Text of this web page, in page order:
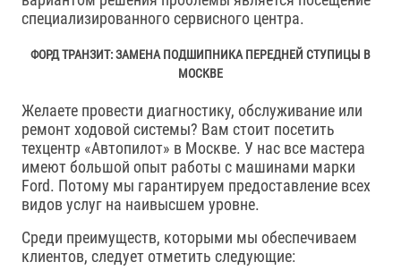
специализированного сервисного центра.
ФОРД ТРАНЗИТ: ЗАМЕНА ПОДШИПНИКА ПЕРЕДНЕЙ СТУПИЦЫ В
МОСКВЕ
Желаете провести диагностику, обслуживание или
ремонт ходовой системы? Вам стоит посетить
техцентр «Автопилот» в Москве. У нас все мастера
имеют большой опыт работы с машинами марки
Ford. Потому мы гарантируем предоставление всех
видов услуг на наивысшем уровне.
Среди преимуществ, которыми мы обеспечиваем
клиентов, следует отметить следующие: